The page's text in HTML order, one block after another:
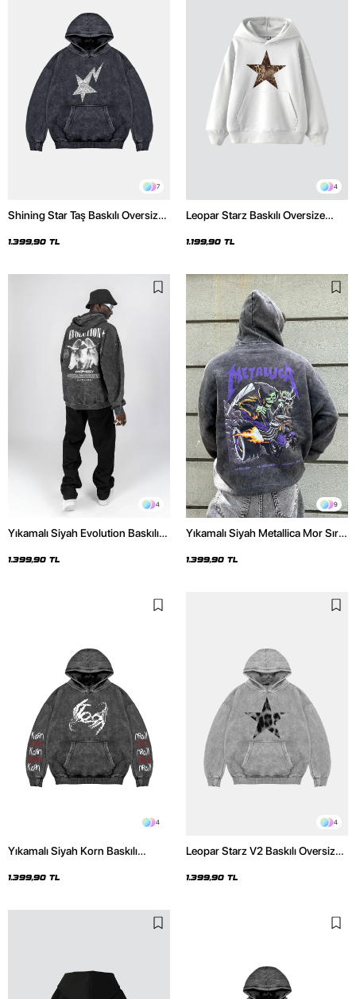
7
Shining Star Taş Baskılı Oversize
Hoodie
1.399,90 TL
4
Leopar Starz Baskılı Oversize
1.199,90 TL
4
Yıkamalı Siyah Evolution Baskılı
Hoodie
1.399,90 TL
9
Yıkamalı Siyah Metallica Mor Sırt
Hoodie
1.399,90 TL
4
Yıkamalı Siyah Korn Baskılı
1.399,90 TL
4
Leopar Starz V2 Baskılı Oversize
Hoodie
1.399,90 TL